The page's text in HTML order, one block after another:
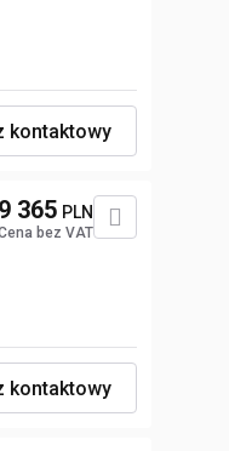
kontaktowy
365 PLN
bez VAT
kontaktowy